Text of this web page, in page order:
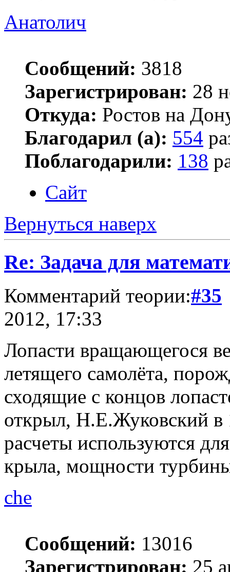
Анатолич
Сообщений: 3818
Зарегистрирован: 28
Откуда: Ростов на
Благодарил (а): 554
Поблагодарили: 138
Сайт
Вернуться наверх
Re: Задача для
Комментарий теории:#35
2012, 17:33
Лопасти вращающегося
летящего самолёта,
сходящие с концов
открыл, Н.Е.Жуковский в
расчеты используются
крыла, мощности
che
Сообщений: 13016
Зарегистрирован: 25